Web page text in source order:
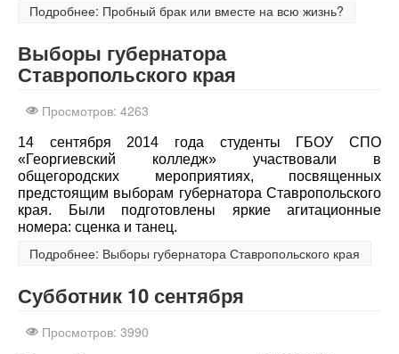
Подробнее: Пробный брак или вместе на всю жизнь?
Выборы губернатора
Ставропольского края
Просмотров: 4263
14 сентября 2014 года студенты ГБОУ СПО
«Георгиевский колледж» участвовали в
общегородских мероприятиях, посвященных
предстоящим выборам губернатора Ставропольского
края. Были подготовлены яркие агитационные
номера: сценка и танец.
Подробнее: Выборы губернатора Ставропольского края
Субботник 10 сентября
Просмотров: 3990